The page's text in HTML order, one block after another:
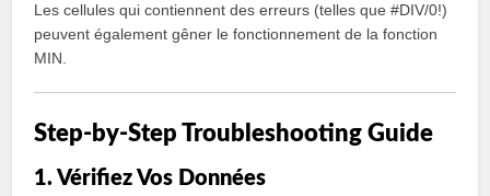
Les cellules qui contiennent des erreurs (telles que #DIV/0!)
peuvent également gêner le fonctionnement de la fonction
MIN.
Step-by-Step Troubleshooting Guide
1. Vérifiez Vos Données